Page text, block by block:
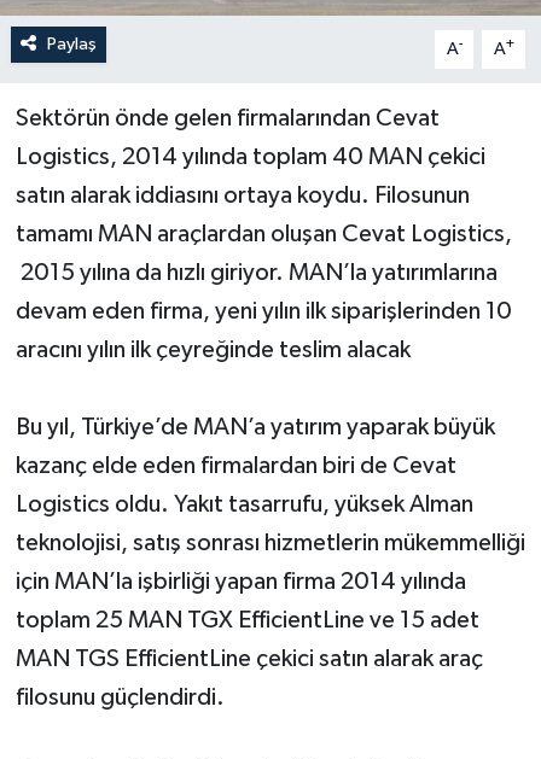
Paylaş A- A+
Sektörün önde gelen firmalarından Cevat
Logistics, 2014 yılında toplam 40 MAN çekici
satın alarak iddiasını ortaya koydu. Filosunun
tamamı MAN araçlardan oluşan Cevat Logistics,
2015 yılına da hızlı giriyor. MAN’la yatırımlarına
devam eden firma, yeni yılın ilk siparişlerinden 10
aracını yılın ilk çeyreğinde teslim alacak
Bu yıl, Türkiye’de MAN’a yatırım yaparak büyük
kazanç elde eden firmalardan biri de Cevat
Logistics oldu. Yakıt tasarrufu, yüksek Alman
teknolojisi, satış sonrası hizmetlerin mükemmelliği
için MAN’la işbirliği yapan firma 2014 yılında
toplam 25 MAN TGX EfficientLine ve 15 adet
MAN TGS EfficientLine çekici satın alarak araç
filosunu güçlendirdi.